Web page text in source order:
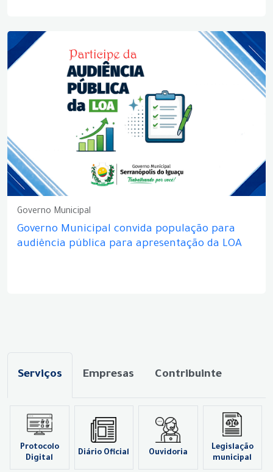
Governo Municipal
Governo Municipal convida população para
audiência pública para apresentação da LOA
Serviços Empresas Contribuinte
Protocolo
Digital
Diário Oficial Ouvidoria
Legislação
municipal